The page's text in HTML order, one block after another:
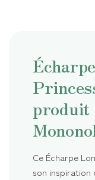
produit
Ce Écharpe
son inspiration